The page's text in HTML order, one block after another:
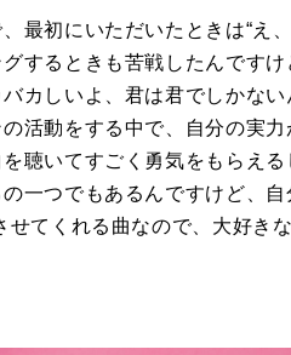
最初にいただいたときは“
するときも苦戦したんです
カしいよ、君は君でしかな
活動をする中で、自分の実
聴いてすごく勇気をもらえ
一つでもあるんですけど、
てくれる曲なので、大好きな